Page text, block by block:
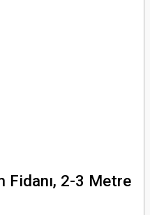
Fidanı, 2-3 Metre